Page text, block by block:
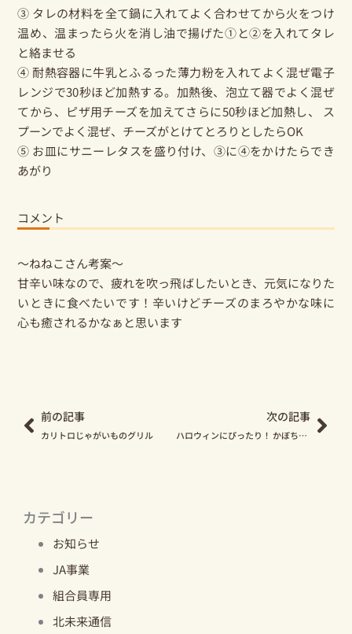
カテゴリー
お知らせ
JA事業
組合員専用
北未来通信
③ タレの材料を全て鍋に入れてよく合わせてから火をつけ
温め、温まったら火を消し油で揚げた①と②を入れてタレ
と絡ませる
④ 耐熱容器に牛乳とふるった薄力粉を入れてよく混ぜ電子
レンジで30秒ほど加熱する。加熱後、泡立て器でよく混ぜ
てから、ピザ用チーズを加えてさらに50秒ほど加熱し、 ス
プーンでよく混ぜ、チーズがとけてとろりとしたらOK
⑤ お皿にサニーレタスを盛り付け、③に④をかけたらでき
あがり
コメント
～ねねこさん考案～
甘辛い味なので、疲れを吹っ飛ばしたいとき、元気になりた
いときに食べたいです！辛いけどチーズのまろやかな味に
心も癒されるかなぁと思います
前の記事
カリトロじゃがいものグリル
次の記事
ハロウィンにぴったり！ かぼちゃのパンケーキのレシピをご紹介します